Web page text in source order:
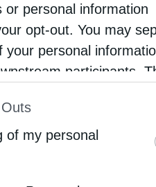
or personal information
opt-out. You may
personal
participants.
that may further
of my personal
αγνίζουν τον λόγο,